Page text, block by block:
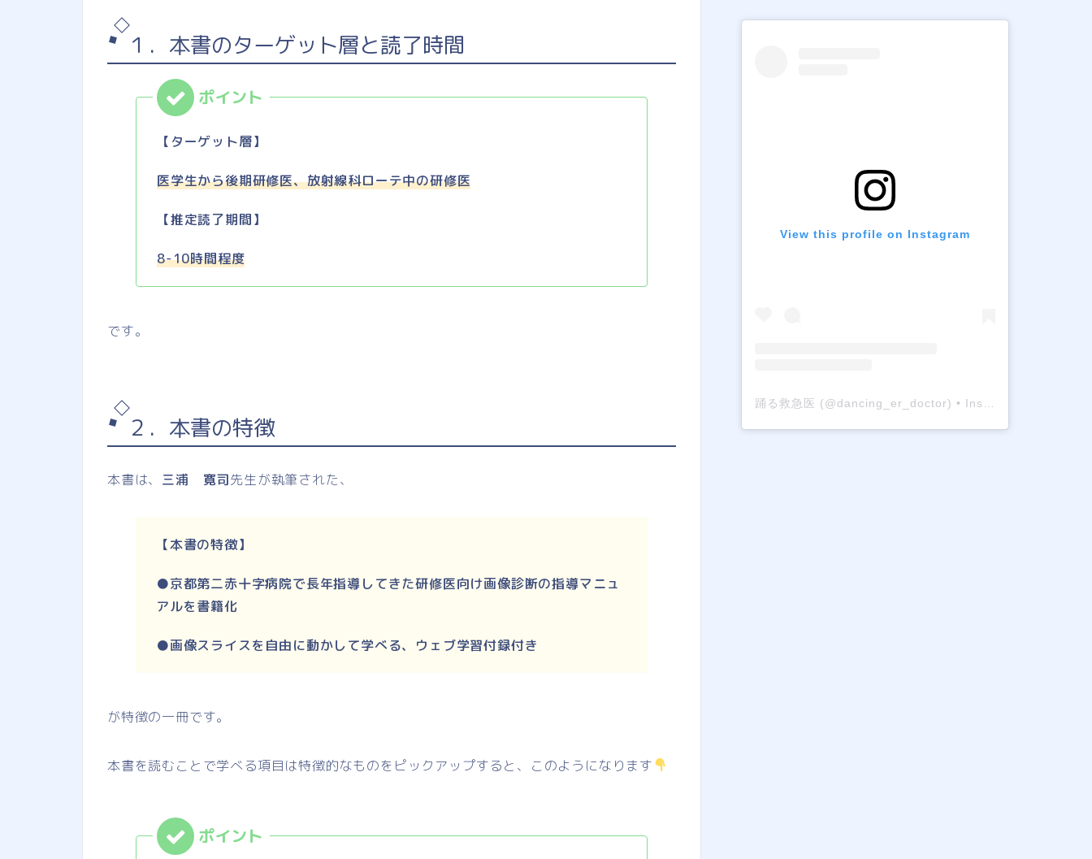
１．本書のターゲット層と読了時間
【ターゲット層】
医学生から後期研修医、放射線科ローテ中の研修医
【推定読了期間】
8-10時間程度
です。
２．本書の特徴
本書は、 三浦 寛司先生が執筆された、
【本書の特徴】
●京都第二赤十字病院で長年指導してきた研修医向け画像診断の指導マニュ
アルを書籍化
●画像スライスを自由に動かして学べる、ウェブ学習付録付き
が特徴の一冊です。
本書を読むことで学べる項目は特徴的なものをピックアップすると、このようになります
View this profile on Instagram
踊る救急医 (@dancing_er_doctor) • Instagram photos and videos